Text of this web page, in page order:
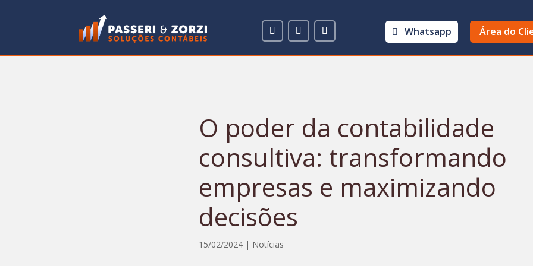
Whatsapp Área do
O poder da contabilidade
consultiva: transformando
empresas e maximizando
decisões
15/02/2024 | Notícias